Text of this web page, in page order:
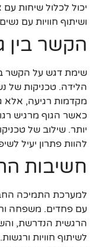
יכול לכלול שיחות
ושיתוף חוויות עם
הקשר בין
שימת דגש על הקשר
הלידה. טכניקות של
מקדמות רגיעה, אלא
כאשר הגוף מרגיש
יותר. שילוב של
להוות פתרון יעיל
חשיבות
למערכת התמיכה
עם פחדים. משפחה
הרגשית הנדרשת,
לשיתוף חוויות